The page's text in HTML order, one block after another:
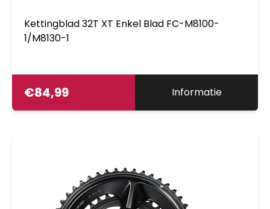
Kettingblad 32T XT Enkel Blad FC-M8100-
1/M8130-1
€84,99 Informatie